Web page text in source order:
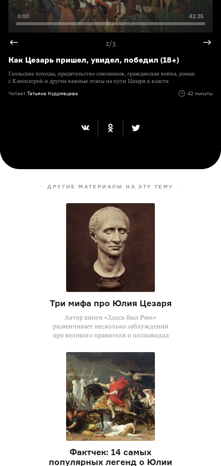
0:00 42:35
2/3
Как Цезарь пришел, увидел, победил (18+)
Галльские походы, предательство союзников, гражданская война, роман
с Клеопатрой и другие важные этапы на пути Цезаря к власти
Читает Татьяна Кудрявцева 42 минуты
ДРУГИЕ МАТЕРИАЛЫ НА ЭТУ ТЕМУ
Три мифа про Юлия Цезаря
Автор книги «Здесь был Рим»
развенчивает несколько заблуждений
про великого правителя и полководца
Фактчек: 14 самых
популярных легенд о Юлии